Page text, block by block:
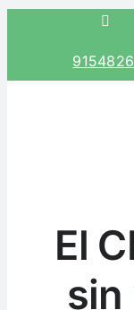
contenido
El
sin